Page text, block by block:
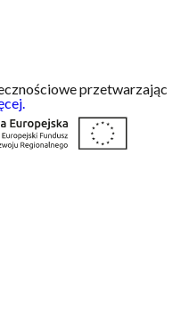
przetwarzając